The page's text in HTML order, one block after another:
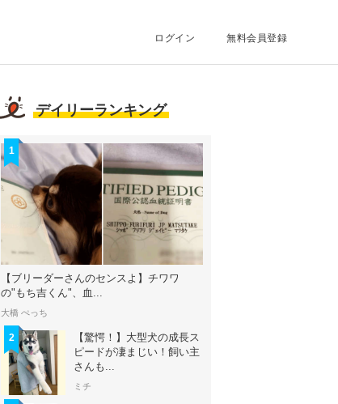
ログイン 無料会員登録
デイリーランキング
1
【ブリーダーさんのセンスよ】チワワ
の"もち吉くん"、血...
大橋 ぺっち
2
【驚愕！】大型犬の成長ス
ピードが凄まじい！飼い主
さんも...
ミチ